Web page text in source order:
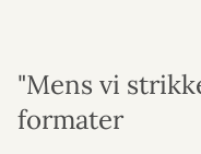
"Mens vi
formater